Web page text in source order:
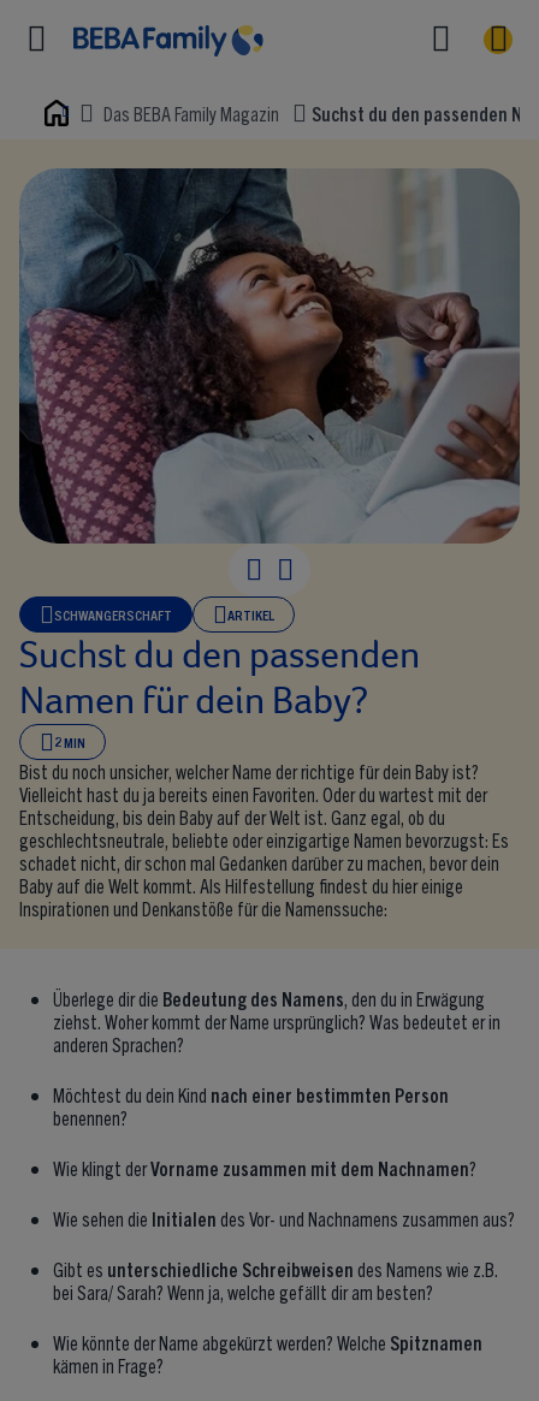
Home Das BEBA Family Magazin Suchst du den passenden
SCHWANGERSCHAFT ARTIKEL
Suchst du den passenden
Namen für dein Baby?
2 MIN
Bist du noch unsicher, welcher Name der richtige für dein Baby ist?
Vielleicht hast du ja bereits einen Favoriten. Oder du wartest mit der
Entscheidung, bis dein Baby auf der Welt ist. Ganz egal, ob du
geschlechtsneutrale, beliebte oder einzigartige Namen bevorzugst: Es
schadet nicht, dir schon mal Gedanken darüber zu machen, bevor dein
Baby auf die Welt kommt. Als Hilfestellung findest du hier einige
Inspirationen und Denkanstöße für die Namenssuche:
Überlege dir die Bedeutung des Namens , den du in Erwägung
ziehst. Woher kommt der Name ursprünglich? Was bedeutet er in
anderen Sprachen?
Möchtest du dein Kind nach einer bestimmten Person
benennen?
Wie klingt derVorname zusammen mit dem Nachnamen?
Wie sehen die Initialen des Vor- und Nachnamens zusammen aus?
Gibt es unterschiedliche Schreibweisen des Namens wie z.B.
bei Sara/ Sarah? Wenn ja, welche gefällt dir am besten?
Wie könnte der Name abgekürzt werden? Welche Spitznamen
kämen in Frage?